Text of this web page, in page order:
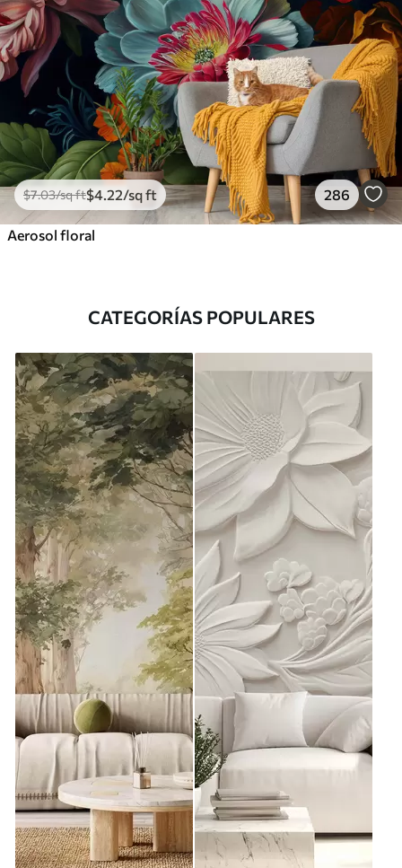
$7.03/sq ft$4 .22/sq ft 286
Aerosol floral
CATEGORÍAS POPULARES